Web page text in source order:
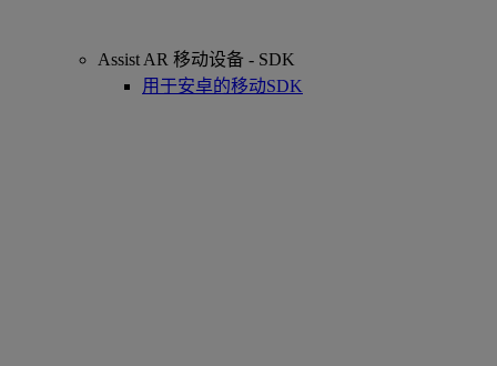
Assist AR 移动设备 - SDK
用于安卓的移动SDK